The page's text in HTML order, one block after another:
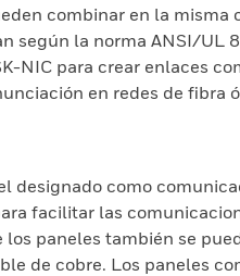
combinar en la misma
según la norma ANSI/UL
NIC para crear enlaces
en redes de fibra
designado como
facilitar las
los paneles también se
de cobre. Los paneles